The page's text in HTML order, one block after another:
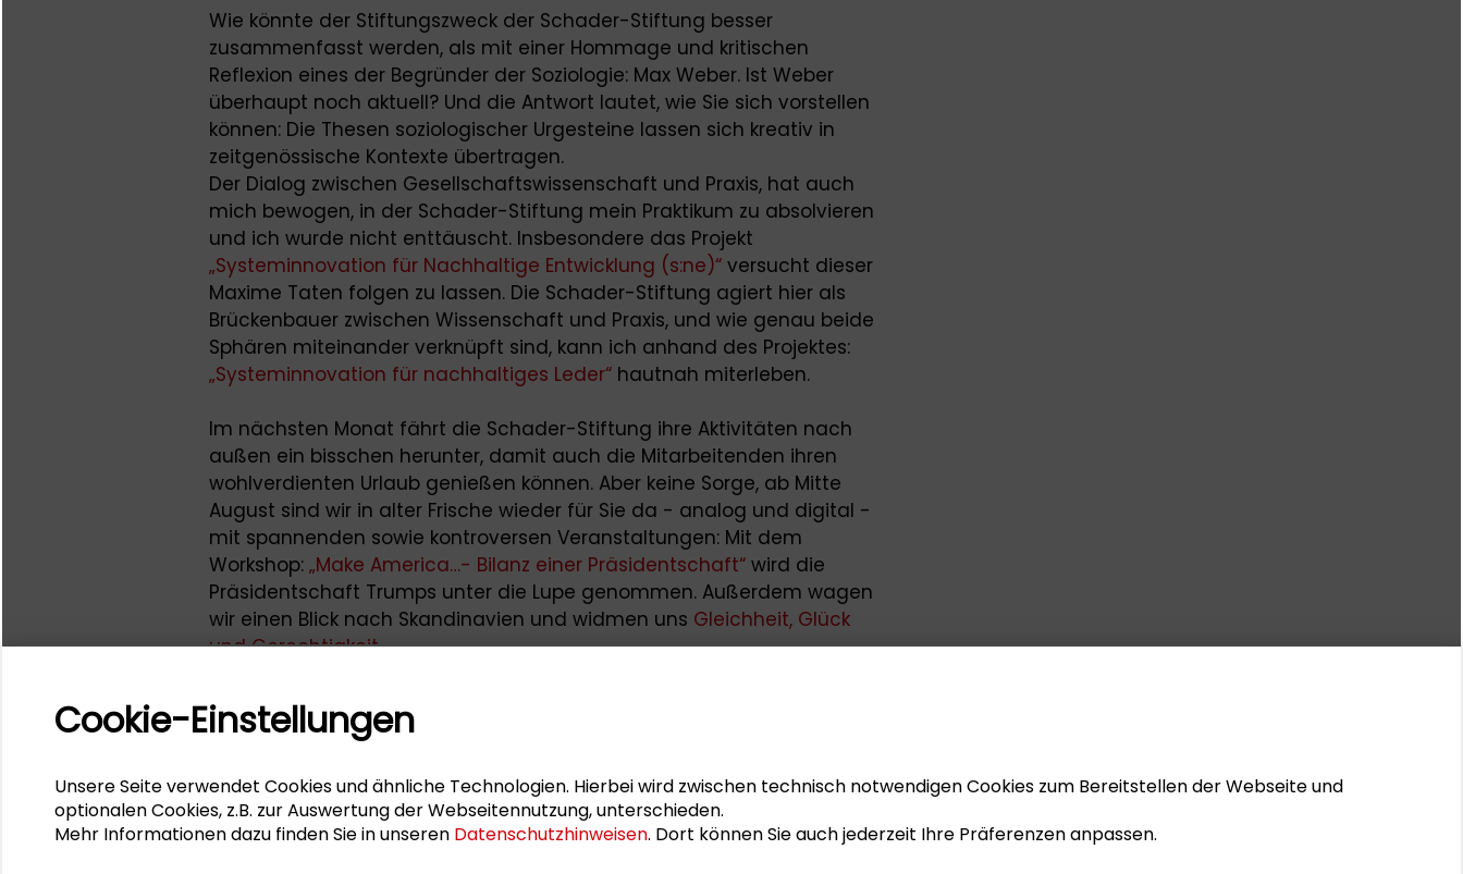
Wie könnte der Stiftungszweck der Schader-Stiftung besser
zusammenfasst werden, als mit einer Hommage und kritischen
Reflexion eines der Begründer der Soziologie: Max Weber. Ist Weber
überhaupt noch aktuell? Und die Antwort lautet, wie Sie sich vorstellen
können: Die Thesen soziologischer Urgesteine lassen sich kreativ in
zeitgenössische Kontexte übertragen.
Der Dialog zwischen Gesellschaftswissenschaft und Praxis, hat auch
mich bewogen, in der Schader-Stiftung mein Praktikum zu absolvieren
und ich wurde nicht enttäuscht. Insbesondere das Projekt
„Systeminnovation für Nachhaltige Entwicklung (s:ne)“ versucht dieser
Maxime Taten folgen zu lassen. Die Schader-Stiftung agiert hier als
Brückenbauer zwischen Wissenschaft und Praxis, und wie genau beide
Sphären miteinander verknüpft sind, kann ich anhand des Projektes:
„Systeminnovation für nachhaltiges Leder“ hautnah miterleben.
Im nächsten Monat fährt die Schader-Stiftung ihre Aktivitäten nach
außen ein bisschen herunter, damit auch die Mitarbeitenden ihren
wohlverdienten Urlaub genießen können. Aber keine Sorge, ab Mitte
August sind wir in alter Frische wieder für Sie da - analog und digital -
mit spannenden sowie kontroversen Veranstaltungen: Mit dem
Workshop: „Make America…- Bilanz einer Präsidentschaft“ wird die
Präsidentschaft Trumps unter die Lupe genommen. Außerdem wagen
wir einen Blick nach Skandinavien und widmen uns Gleichheit, Glück
und Gerechtigkeit.
In diesem Sinne wünsche ich Ihnen und Ihren Familien einen
erholsamen Sommer, vielleicht sogar am Strand (mit dem nötigen
Bleiben Sie gesund!
Cookie-Einstellungen
Unsere Seite verwendet Cookies und ähnliche Technologien. Hierbei wird zwischen technisch notwendigen Cookies zum Bereitstellen der Webseite und
optionalen Cookies, z.B. zur Auswertung der Webseitennutzung, unterschieden.
Mehr Informationen dazu finden Sie in unseren Datenschutzhinweisen. Dort können Sie auch jederzeit Ihre Präferenzen anpassen.